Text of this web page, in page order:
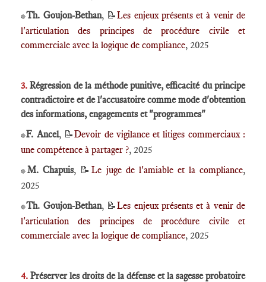
🔴Th. Goujon-Bethan, 📝Les enjeux présents et à venir de
l'articulation des principes de procédure civile et
commerciale avec la logique de compliance, 2025
3.Régression de la méthode punitive, efficacité du principe
contradictoire et de l'accusatoire comme mode d'obtention
des informations, engagements et "programmes"
🔴F. Ancel, 📝Devoir de vigilance et litiges commerciaux :
une compétence à partager ?, 2025
🔴M. Chapuis, 📝Le juge de l'amiable et la compliance,
2025
🔴Th. Goujon-Bethan, 📝Les enjeux présents et à venir de
l'articulation des principes de procédure civile et
commerciale avec la logique de compliance, 2025
4. Préserver les droits de la défense et la sagesse probatoire